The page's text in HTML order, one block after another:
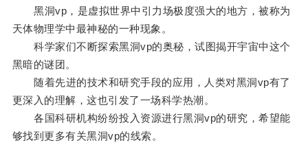
黑洞vp，是虚拟世界中引力场极度强大的地方，被称为
天体物理学中最神秘的一种现象。
科学家们不断探索黑洞vp的奥秘，试图揭开宇宙中这个
黑暗的谜团。
随着先进的技术和研究手段的应用，人类对黑洞vp有了
更深入的理解，这也引发了一场科学热潮。
各国科研机构纷纷投入资源进行黑洞vp的研究，希望能
够找到更多有关黑洞vp的线索。